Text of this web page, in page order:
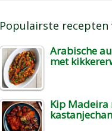
Populairste recepten
Arabische
met
Kip Madeira